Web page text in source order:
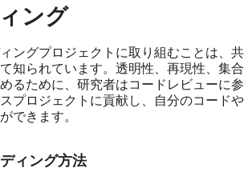
ング
ングプロジェクトに取り組むことは、共
知られています。透明性、再現性、集合
るために、研究者はコードレビューに参
プロジェクトに貢献し、自分のコードや
できます。
ィング方法